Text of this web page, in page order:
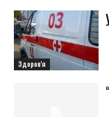
Здоров'я